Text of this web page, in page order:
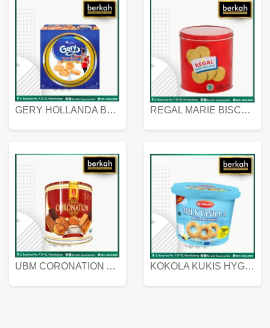
GERY HOLLANDA BUTTER COOKIES 450 GRAM REGAL MARIE BISCUIT KALENG 550 GRAM
UBM CORONATION ASSORTED BISKUIT KALENG 450 GRAM KOKOLA KUKIS HYGIENIC MILK VANILLA PACK 320 GR